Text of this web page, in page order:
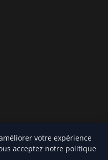
votre expérience
acceptez notre politique